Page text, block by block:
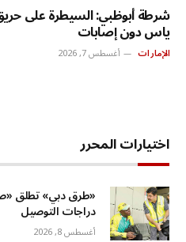
شرطة أبوظبي: السيطرة على حريق
ياس دون إصابات
الإمارات أغسطس 7, 2026
اختيارات المحرر
«طرق دبي» تطلق
دراجات التوصيل
أغسطس 8, 2026